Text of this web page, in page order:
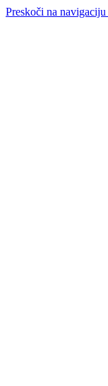
Preskoči na navigaciju